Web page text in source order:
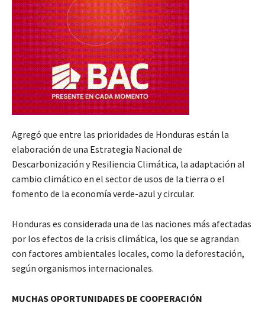
Agregó que entre las prioridades de Honduras están la
elaboración de una Estrategia Nacional de
Descarbonización y Resiliencia Climática, la adaptación al
cambio climático en el sector de usos de la tierra o el
fomento de la economía verde-azul y circular.
Honduras es considerada una de las naciones más afectadas
por los efectos de la crisis climática, los que se agrandan
con factores ambientales locales, como la deforestación,
según organismos internacionales.
MUCHAS OPORTUNIDADES DE COOPERACIÓN